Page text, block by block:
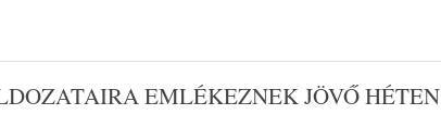
EMLÉKEZNEK JÖVŐ HÉTEN